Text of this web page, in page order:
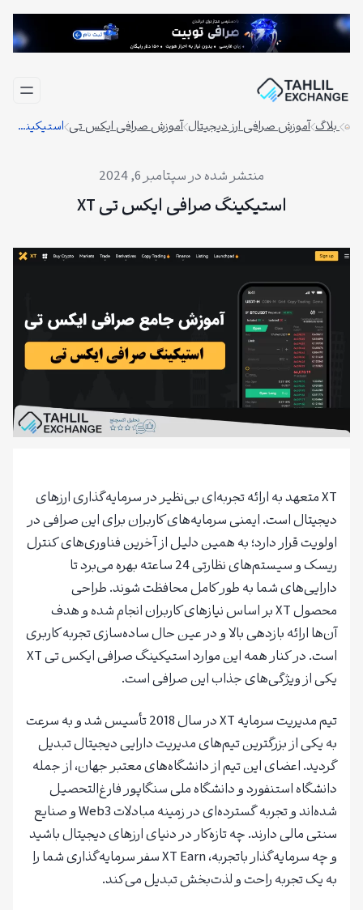
رفتن
بلاگ آموزش صرافی ارز دیجیتال آموزش صرافی ایکس تی استیکینگ صرافی ایکس تی XT
سپتامبر 6, 2024
استیکینگ صرافی ایکس تی XT
XT متعهد به ارائه تجربه‌ای بی‌نظیر در سرمایه‌گذاری ارزهای
دیجیتال است. ایمنی سرمایه‌های کاربران برای این صرافی در
اولویت قرار دارد؛ به همین دلیل از آخرین فناوری‌های کنترل
ریسک و سیستم‌های نظارتی 24 ساعته بهره می‌برد تا
دارایی‌های شما به طور کامل محافظت شوند. طراحی
محصول XT بر اساس نیازهای کاربران انجام شده و هدف
آن‌ها ارائه بازدهی بالا و در عین حال ساده‌سازی تجربه کاربری
است. در کنار همه این موارد استیکینگ صرافی ایکس تی XT
یکی از ویژگی‌های جذاب این صرافی است.
تیم مدیریت سرمایه XT در سال 2018 تأسیس شد و به سرعت
به یکی از بزرگترین تیم‌های مدیریت دارایی دیجیتال تبدیل
گردید. اعضای این تیم از دانشگاه‌های معتبر جهان، از جمله
دانشگاه استنفورد و دانشگاه ملی سنگاپور فارغ‌التحصیل
شده‌اند و تجربه گسترده‌ای در زمینه مبادلات Web3 و صنایع
سنتی مالی دارند. چه تازه‌کار در دنیای ارزهای دیجیتال باشید
و چه سرمایه‌گذار باتجربه، XT Earn سفر سرمایه‌گذاری شما را
به یک تجربه راحت و لذت‌بخش تبدیل می‌کند.